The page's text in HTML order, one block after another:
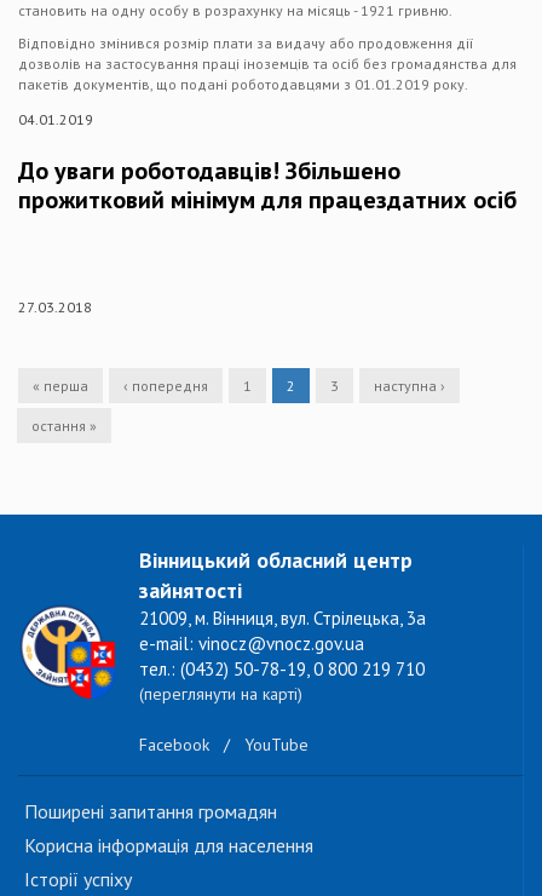
становить на одну особу в розрахунку на місяць - 1921 гривню.
Відповідно змінився розмір плати за видачу або продовження дії
дозволів на застосування праці іноземців та осіб без громадянства для
пакетів документів, що подані роботодавцями з 01.01.2019 року.
04.01.2019
До уваги роботодавців! Збільшено
прожитковий мінімум для працездатних осіб
27.03.2018
« перша ‹ попередня 1 2 3 наступна ›
остання »
Вінницький обласний центр
зайнятості
21009, м. Вінниця, вул. Стрілецька, 3а
e-mail: vinocz@vnocz.gov.ua
тел.: (0432) 50-78-19, 0 800 219 710
(переглянути на карті)
Facebook / YouTube
Поширені запитання громадян
Корисна інформація для населення
Історії успіху